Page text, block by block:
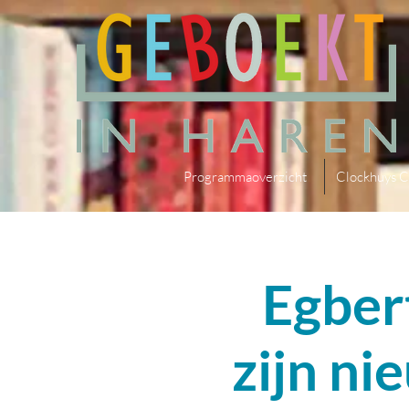
Programmaoverzicht Clockhuys
zijn